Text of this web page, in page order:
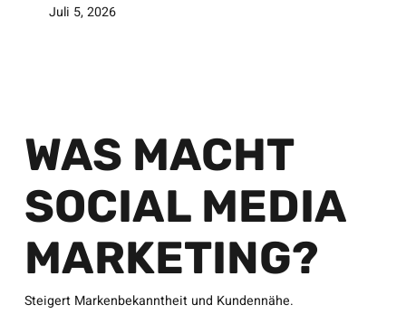
Juli 5, 2026
WAS MACHT
SOCIAL MEDIA
MARKETING?
Steigert Markenbekanntheit und Kundennähe.